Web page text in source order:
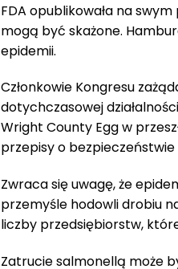
FDA opublikowała na
mogą być skażone.
epidemii.
Członkowie Kongresu
dotychczasowej
Wright County Egg w
przepisy o bezpieczeństwie
Zwraca się uwagę, że
przemyśle hodowli drobiu
liczby przedsiębiorstw,
Zatrucie salmonellą może